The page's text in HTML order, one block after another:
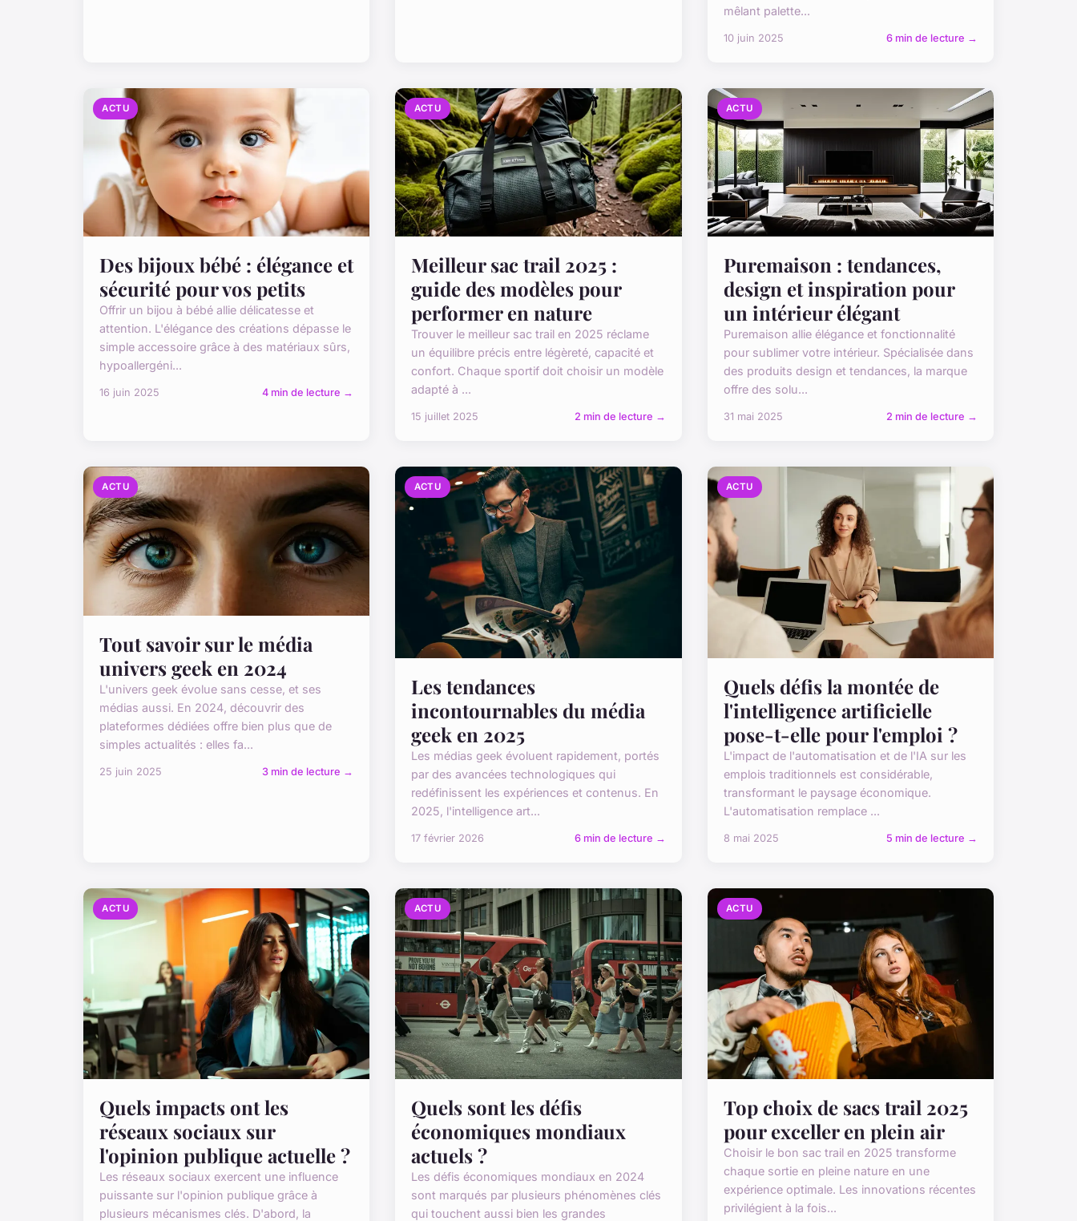
mêlant palette...
10 juin 2025 6 min de lecture →
ACTU
Des bijoux bébé : élégance et
sécurité pour vos petits
Offrir un bijou à bébé allie délicatesse et
attention. L'élégance des créations dépasse le
simple accessoire grâce à des matériaux sûrs,
hypoallergéni...
16 juin 2025 4 min de lecture →
ACTU
Meilleur sac trail 2025 :
guide des modèles pour
performer en nature
Trouver le meilleur sac trail en 2025 réclame
un équilibre précis entre légèreté, capacité et
confort. Chaque sportif doit choisir un modèle
adapté à ...
15 juillet 2025 2 min de lecture →
ACTU
Puremaison : tendances,
design et inspiration pour
un intérieur élégant
Puremaison allie élégance et fonctionnalité
pour sublimer votre intérieur. Spécialisée dans
des produits design et tendances, la marque
offre des solu...
31 mai 2025 2 min de lecture →
ACTU
Tout savoir sur le média
univers geek en 2024
L'univers geek évolue sans cesse, et ses
médias aussi. En 2024, découvrir des
plateformes dédiées offre bien plus que de
simples actualités : elles fa...
25 juin 2025 3 min de lecture →
ACTU
Les tendances
incontournables du média
geek en 2025
Les médias geek évoluent rapidement, portés
par des avancées technologiques qui
redéfinissent les expériences et contenus. En
2025, l'intelligence art...
17 février 2026 6 min de lecture →
ACTU
Quels défis la montée de
l'intelligence artificielle
pose-t-elle pour l'emploi ?
L'impact de l'automatisation et de l'IA sur les
emplois traditionnels est considérable,
transformant le paysage économique.
L'automatisation remplace ...
8 mai 2025 5 min de lecture →
ACTU
Quels impacts ont les
réseaux sociaux sur
l'opinion publique actuelle ?
Les réseaux sociaux exercent une influence
puissante sur l'opinion publique grâce à
plusieurs mécanismes clés. D'abord, la
ACTU
Quels sont les défis
économiques mondiaux
actuels ?
Les défis économiques mondiaux en 2024
sont marqués par plusieurs phénomènes clés
qui touchent aussi bien les grandes
ACTU
Top choix de sacs trail 2025
pour exceller en plein air
Choisir le bon sac trail en 2025 transforme
chaque sortie en pleine nature en une
expérience optimale. Les innovations récentes
privilégient à la fois...